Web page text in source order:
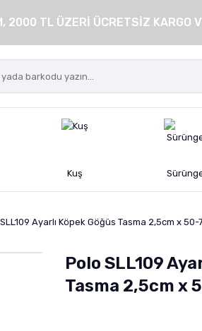
2000 TL ÜZERİ ÜCRETSİZ KARGO
Kuş
Ayarlı Köpek Göğüs Tasma 2,5cm x 50-
Polo SLL109
Tasma 2,5cm x